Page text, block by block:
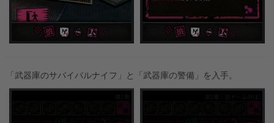
「武器庫のサバイバルナイフ」と「武器庫の警備」を入手。